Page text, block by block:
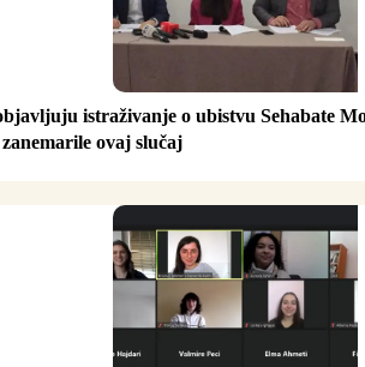
istraživanje o ubistvu Sehabate
ovaj slučaj